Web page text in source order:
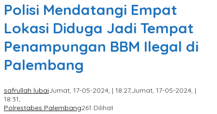
Polisi Mendatangi Empat
Lokasi Diduga Jadi Tempat
Penampungan BBM Ilegal di
Palembang
safrullah lubaiJumat, 17-05-2024, | 18:27,Jumat, 17-05-2024, |
18:31,
Polrestabes Palembang261 Dilihat